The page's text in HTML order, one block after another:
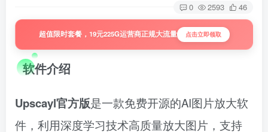
0 2593 46
超值限时套餐，19元225G运营商正规大流量 点击立即领取
软件介绍
Upscayl官方版是一款免费开源的AI图片放大软
件，利用深度学习技术高质量放大图片，支持